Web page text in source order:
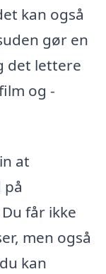
kan også
gør en
det lettere
og -
at
får ikke
men også
kan